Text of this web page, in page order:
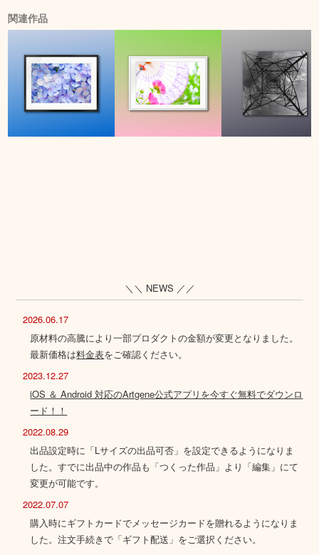
関連作品
＼＼ NEWS ／／
2026.06.17
原材料の高騰により一部プロダクトの金額が変更となりました。
最新価格は料金表をご確認ください。
2023.12.27
iOS ＆ Android 対応のArtgene公式アプリを今すぐ無料でダウンロ
ード！！
2022.08.29
出品設定時に「Lサイズの出品可否」を設定できるようになりま
した。すでに出品中の作品も「つくった作品」より「編集」にて
変更が可能です。
2022.07.07
購入時にギフトカードでメッセージカードを贈れるようになりま
した。注文手続きで「ギフト配送」をご選択ください。